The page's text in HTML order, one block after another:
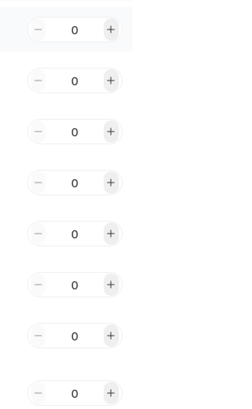
0
0
0
0
0
0
0
0